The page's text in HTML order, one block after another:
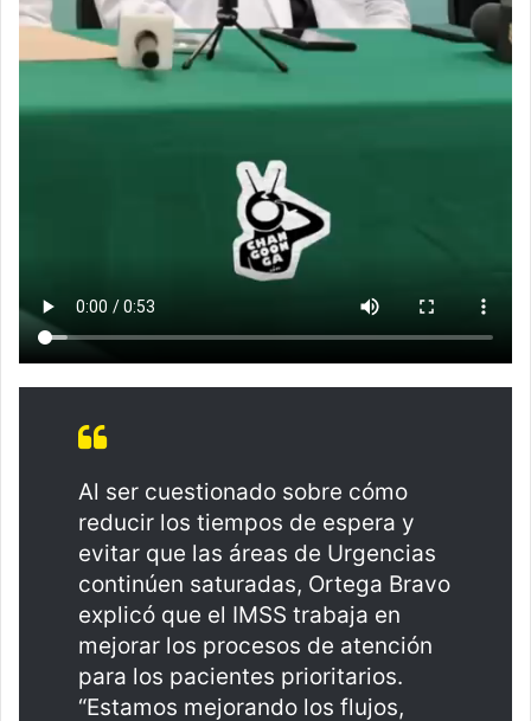
Al ser cuestionado sobre cómo
reducir los tiempos de espera y
evitar que las áreas de Urgencias
continúen saturadas, Ortega Bravo
explicó que el IMSS trabaja en
mejorar los procesos de atención
para los pacientes prioritarios.
“Estamos mejorando los flujos,